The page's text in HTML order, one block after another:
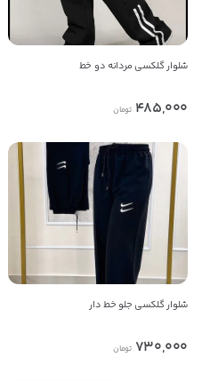
شلوار گلکسی مردانه دو خط
485,000 تومان
شلوار گلکسی جلو خط دار
730,000 تومان
پیام در تلگرام
کانال تلگرام
پیام در واتس‌اپ
بدیهی است عمدباکس هیچ
صحت موارد ذکر شده بر